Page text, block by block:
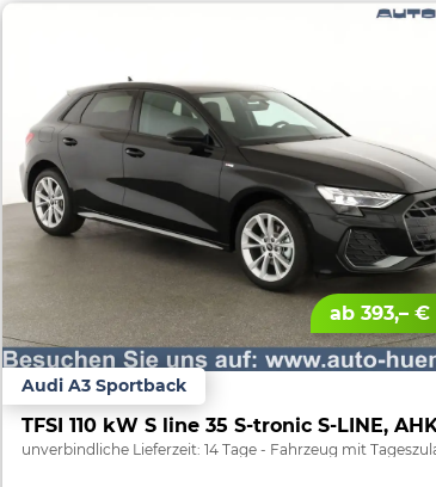
ab 393,–
Audi A3 Sportback
unverbindliche Lieferzeit: 14 Tage Fahrzeug mit